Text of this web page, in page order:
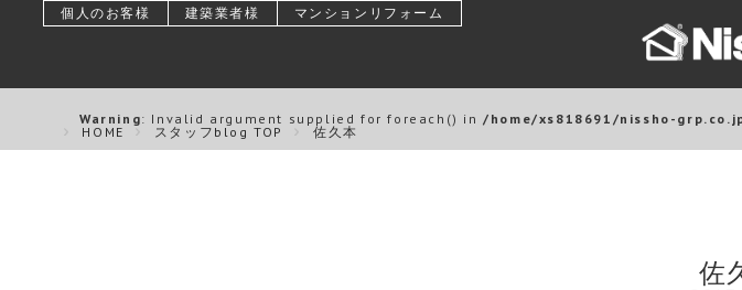
個人のお客様 建築業者様 マンションリフォーム
Warning: Invalid argument supplied for foreach() in/home/xs818691/nissho-
HOME
スタッフblog TOP 佐久本
佐